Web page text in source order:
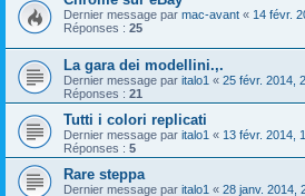
Dernier message par mac-avant « 14 févr.
Réponses : 25
La gara dei modellini.,.
Dernier message par italo1 « 25 févr. 2014,
Réponses : 21
Tutti i colori replicati
Dernier message par italo1 « 13 févr. 2014,
Réponses : 5
Rare steppa
Dernier message par italo1 « 28 janv. 2014,